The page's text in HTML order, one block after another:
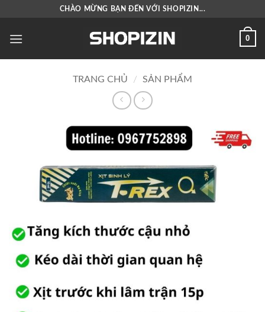
nội
CHÀO MỪNG BẠN ĐẾN VỚI SHOPIZIN...
0
TRANG CHỦ / SẢN PHẨM